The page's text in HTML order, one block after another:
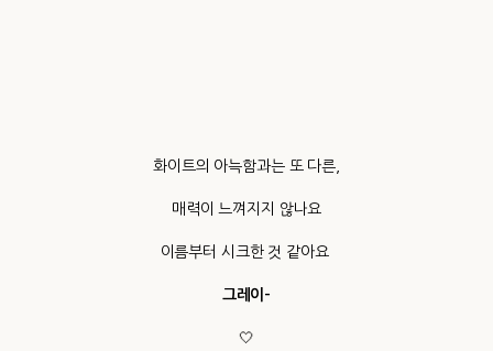
화이트의 아늑함과는 또 다른,
매력이 느껴지지 않나요
이름부터 시크한 것 같아요
그레이-
🤍